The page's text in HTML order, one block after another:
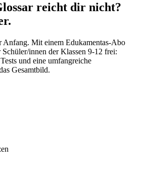
reicht dir nicht?
Anfang. Mit einem Edukamentas-Abo
innen der Klassen 9-12 frei:
und eine umfangreiche
Gesamtbild.